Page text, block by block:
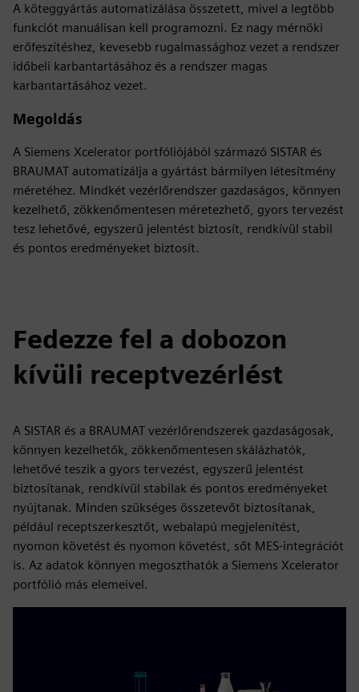
A köteggyártás automatizálása összetett, mivel a legtöbb
funkciót manuálisan kell programozni. Ez nagy mérnöki
erőfeszítéshez, kevesebb rugalmassághoz vezet a rendszer
időbeli karbantartásához és a rendszer magas
karbantartásához vezet.
Megoldás
A Siemens Xcelerator portfóliójából származó SISTAR és
BRAUMAT automatizálja a gyártást bármilyen létesítmény
méretéhez. Mindkét vezérlőrendszer gazdaságos, könnyen
kezelhető, zökkenőmentesen méretezhető, gyors tervezést
tesz lehetővé, egyszerű jelentést biztosít, rendkívül stabil
és pontos eredményeket biztosít.
Fedezze fel a dobozon
kívüli receptvezérlést
A SISTAR és a BRAUMAT vezérlőrendszerek gazdaságosak,
könnyen kezelhetők, zökkenőmentesen skálázhatók,
lehetővé teszik a gyors tervezést, egyszerű jelentést
biztosítanak, rendkívül stabilak és pontos eredményeket
nyújtanak. Minden szükséges összetevőt biztosítanak,
például receptszerkesztőt, webalapú megjelenítést,
nyomon követést és nyomon követést, sőt MES-integrációt
is. Az adatok könnyen megoszthatók a Siemens Xcelerator
portfólió más elemeivel.